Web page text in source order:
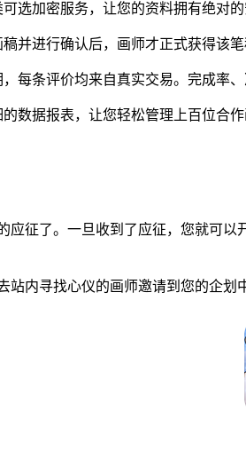
加密服务，让您的资料拥有绝对的
进行确认后，画师才正式获得该笔
条评价均来自真实交易。完成率、
据报表，让您轻松管理上百位合作
了。一旦收到了应征，您就可以
内寻找心仪的画师邀请到您的企划中